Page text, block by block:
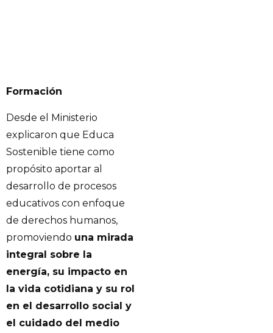
Formación
Desde el Ministerio
explicaron que Educa
Sostenible tiene como
propósito aportar al
desarrollo de procesos
educativos con enfoque
de derechos humanos,
promoviendo una mirada
integral sobre la
energía, su impacto en
la vida cotidiana y su rol
en el desarrollo social y
el cuidado del medio